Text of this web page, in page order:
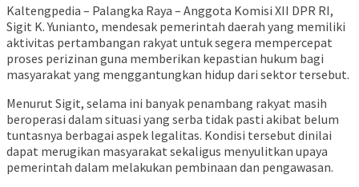
Kaltengpedia – Palangka Raya – Anggota Komisi XII DPR RI,
Sigit K. Yunianto, mendesak pemerintah daerah yang memiliki
aktivitas pertambangan rakyat untuk segera mempercepat
proses perizinan guna memberikan kepastian hukum bagi
masyarakat yang menggantungkan hidup dari sektor tersebut.
Menurut Sigit, selama ini banyak penambang rakyat masih
beroperasi dalam situasi yang serba tidak pasti akibat belum
tuntasnya berbagai aspek legalitas. Kondisi tersebut dinilai
dapat merugikan masyarakat sekaligus menyulitkan upaya
pemerintah dalam melakukan pembinaan dan pengawasan.